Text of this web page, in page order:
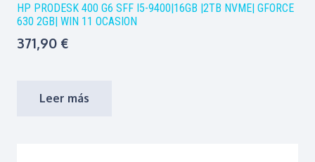
HP PRODESK 400 G6 SFF I5-9400|16GB |2TB NVME| GFORCE
630 2GB| WIN 11 OCASION
371,90 €
Leer más